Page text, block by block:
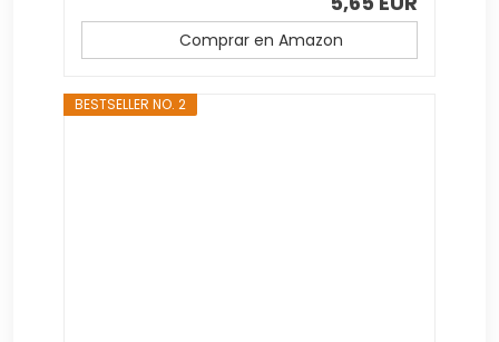
Comprar en Amazon
BESTSELLER NO. 2